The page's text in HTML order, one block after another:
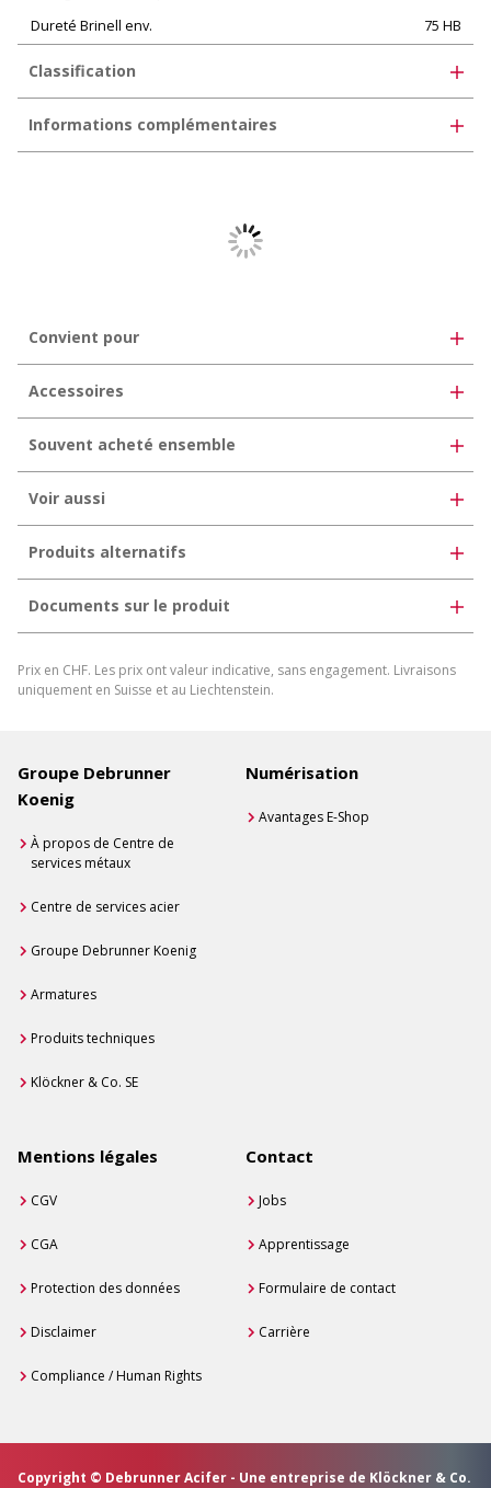
Dureté Brinell env.
75 HB
Classification
UNSPSC 11.2
30102506
eClass 10.1
35-02-05-01
Informations complémentaires
Convient pour
Accessoires
Souvent acheté ensemble
Voir aussi
Produits alternatifs
Documents sur le produit
Télécharger la fiche produit
Prix en CHF. Les prix ont valeur indicative, sans engagement. Livraisons
uniquement en Suisse et au Liechtenstein.
Groupe Debrunner
Koenig
À propos de Centre de
services métaux
Centre de services acier
Groupe Debrunner Koenig
Armatures
Produits techniques
Klöckner & Co. SE
Numérisation
Avantages E-Shop
Mentions légales
CGV
CGA
Protection des données
Disclaimer
Compliance / Human Rights
Contact
Jobs
Apprentissage
Formulaire de contact
Carrière
Copyright © Debrunner Acifer - Une entreprise de Klöckner & Co.